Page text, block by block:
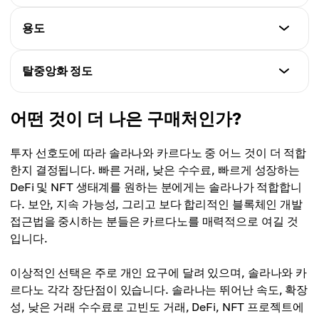
카르다노
솔라나
카르다노
용도
솔라나
카르다노
탈중앙화 정도
솔라나
덜 탈중앙화
카르다노
더 탈중앙화
어떤 것이 더 나은 구매처인가?
투자 선호도에 따라 솔라나와 카르다노 중 어느 것이 더 적합
한지 결정됩니다. 빠른 거래, 낮은 수수료, 빠르게 성장하는
DeFi 및 NFT 생태계를 원하는 분에게는 솔라나가 적합합니
다. 보안, 지속 가능성, 그리고 보다 합리적인 블록체인 개발
접근법을 중시하는 분들은 카르다노를 매력적으로 여길 것
입니다.
이상적인 선택은 주로 개인 요구에 달려 있으며, 솔라나와 카
르다노 각각 장단점이 있습니다. 솔라나는 뛰어난 속도, 확장
성, 낮은 거래 수수료로 고빈도 거래, DeFi, NFT 프로젝트에